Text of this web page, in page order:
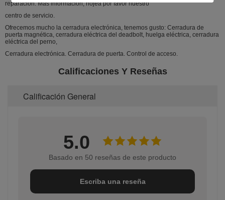
reparación. Más información, hojea por favor nuestro
centro de servicio.
Ofrecemos mucho la cerradura electrónica, tenemos gusto: Cerradura de
puerta magnética, cerradura eléctrica del deadbolt, huelga eléctrica, cerradura
eléctrica del perno,
Cerradura electrónica. Cerradura de puerta. Control de acceso.
Calificaciones Y Reseñas
Calificación General
5.0
Basado en 50 reseñas de este producto
Escriba una reseña